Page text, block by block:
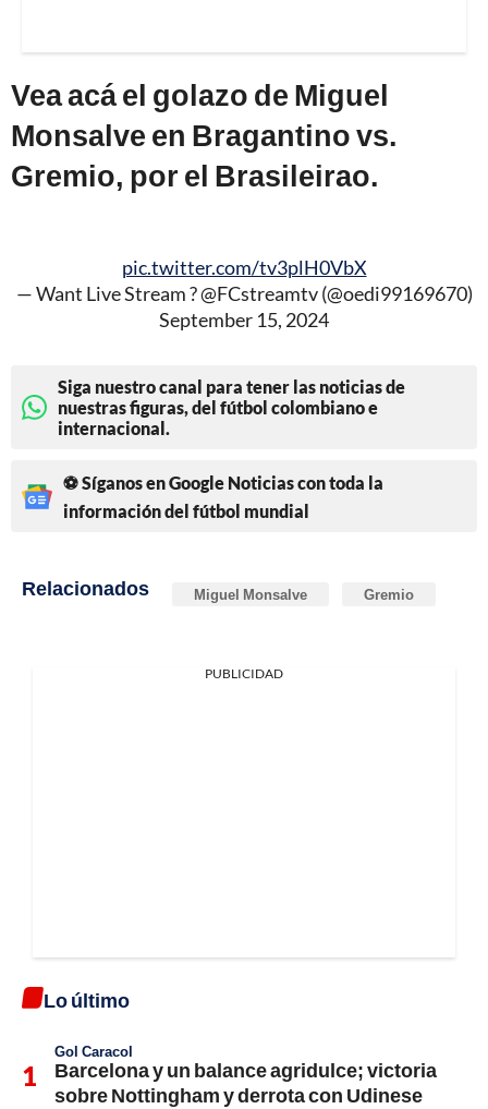
Vea acá el golazo de Miguel
Monsalve en Bragantino vs.
Gremio, por el Brasileirao.
pic.twitter.com/tv3plH0VbX
— Want Live Stream ? @FCstreamtv (@oedi99169670)
September 15, 2024
Siga nuestro canal para tener las noticias de
nuestras figuras, del fútbol colombiano e
internacional.
⚽ Síganos en Google Noticias con toda la
información del fútbol mundial
Relacionados Miguel Monsalve Gremio
PUBLICIDAD
Lo último
Gol Caracol
Barcelona y un balance agridulce; victoria
sobre Nottingham y derrota con Udinese